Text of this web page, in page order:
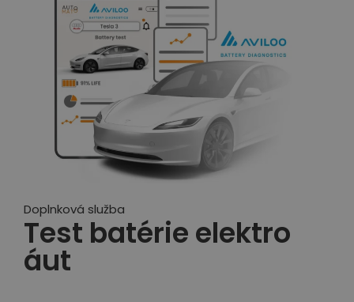
Doplnková služba
Test batérie elektro
áut